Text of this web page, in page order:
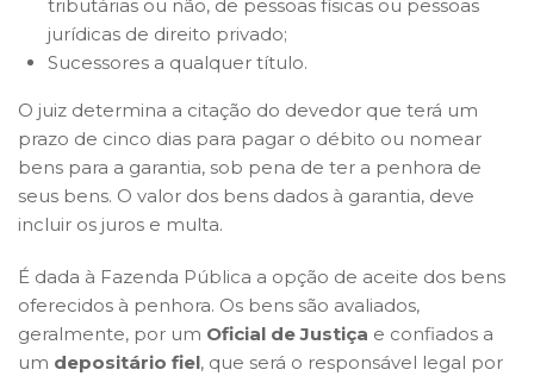
tributárias ou não, de pessoas físicas ou pessoas
jurídicas de direito privado;
Sucessores a qualquer título.
O juiz determina a citação do devedor que terá um
prazo de cinco dias para pagar o débito ou nomear
bens para a garantia, sob pena de ter a penhora de
seus bens. O valor dos bens dados à garantia, deve
incluir os juros e multa.
É dada à Fazenda Pública a opção de aceite dos bens
oferecidos à penhora. Os bens são avaliados,
geralmente, por um Oficial de Justiça e confiados a
um depositário fiel, que será o responsável legal por